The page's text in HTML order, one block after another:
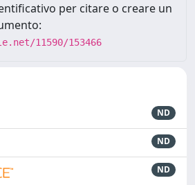
per citare o creare un
11590/153466
ND
ND
ND